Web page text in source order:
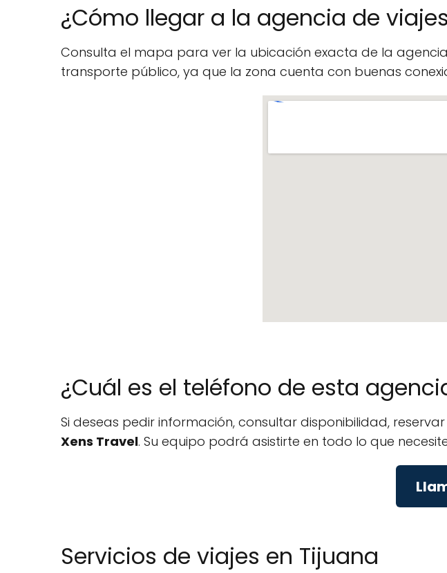
¿Cómo llegar a la agencia de
Consulta el mapa para ver la ubicación exacta de la
transporte público, ya que la zona cuenta con buenas
¿Cuál es el teléfono de esta
Si deseas pedir información, consultar disponibilidad,
Xens Travel. Su equipo podrá asistirte en todo lo que
Servicios de viajes en Tijuana